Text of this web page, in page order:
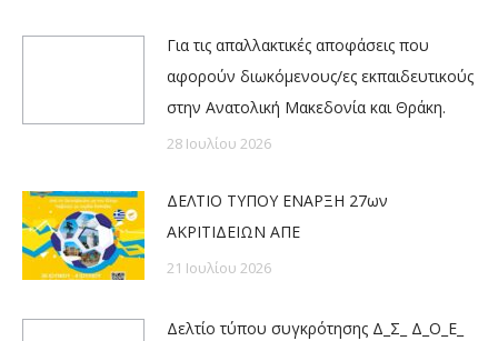
Για τις απαλλακτικές αποφάσεις που
αφορούν διωκόμενους/ες εκπαιδευτικούς
στην Ανατολική Μακεδονία και Θράκη.
28 Ιουλίου 2026
ΔΕΛΤΙΟ ΤΥΠΟΥ ΕΝΑΡΞΗ 27ων
ΑΚΡΙΤΙΔΕΙΩΝ ΑΠΕ
21 Ιουλίου 2026
Δελτίο τύπου συγκρότησης Δ_Σ_ Δ_Ο_Ε_